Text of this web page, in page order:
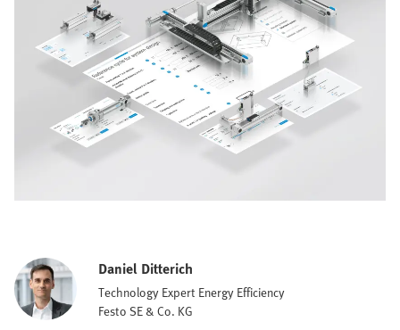
Daniel Ditterich
Technology Expert Energy Efficiency
Festo SE & Co. KG